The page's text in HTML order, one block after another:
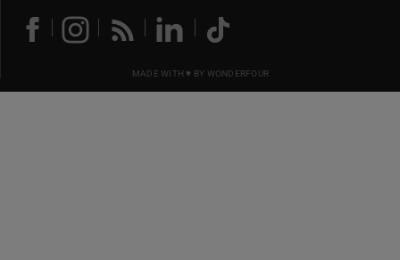
MADE WITH ♥ BY WONDERFOUR